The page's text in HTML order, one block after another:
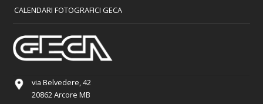
CALENDARI FOTOGRAFICI GECA
via Belvedere, 42
20862 Arcore MB